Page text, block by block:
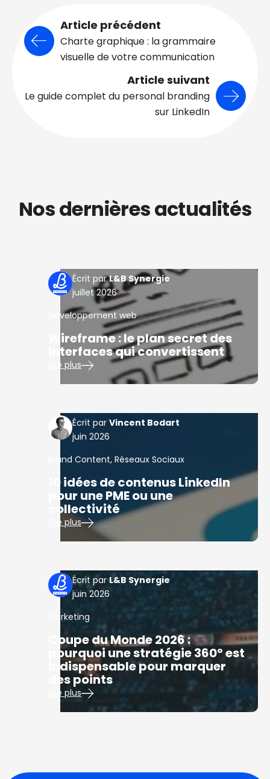
Article précédent
Charte graphique : la grammaire
visuelle de votre communication
Article suivant
Le guide complet du personal branding
sur LinkedIn
Nos dernières actualités
L&B Synergie
juillet 2026
Developpement web
Wireframe : le plan secret des
interfaces qui convertissent
Lire plus
Vincent Bodart
juin 2026
Brand Content, Réseaux Sociaux
10 idées de contenus LinkedIn
pour une PME ou une
collectivité
Lire plus
L&B Synergie
juin 2026
Marketing
Coupe du Monde 2026 :
pourquoi une stratégie 360° est
indispensable pour marquer
des points
Lire plus